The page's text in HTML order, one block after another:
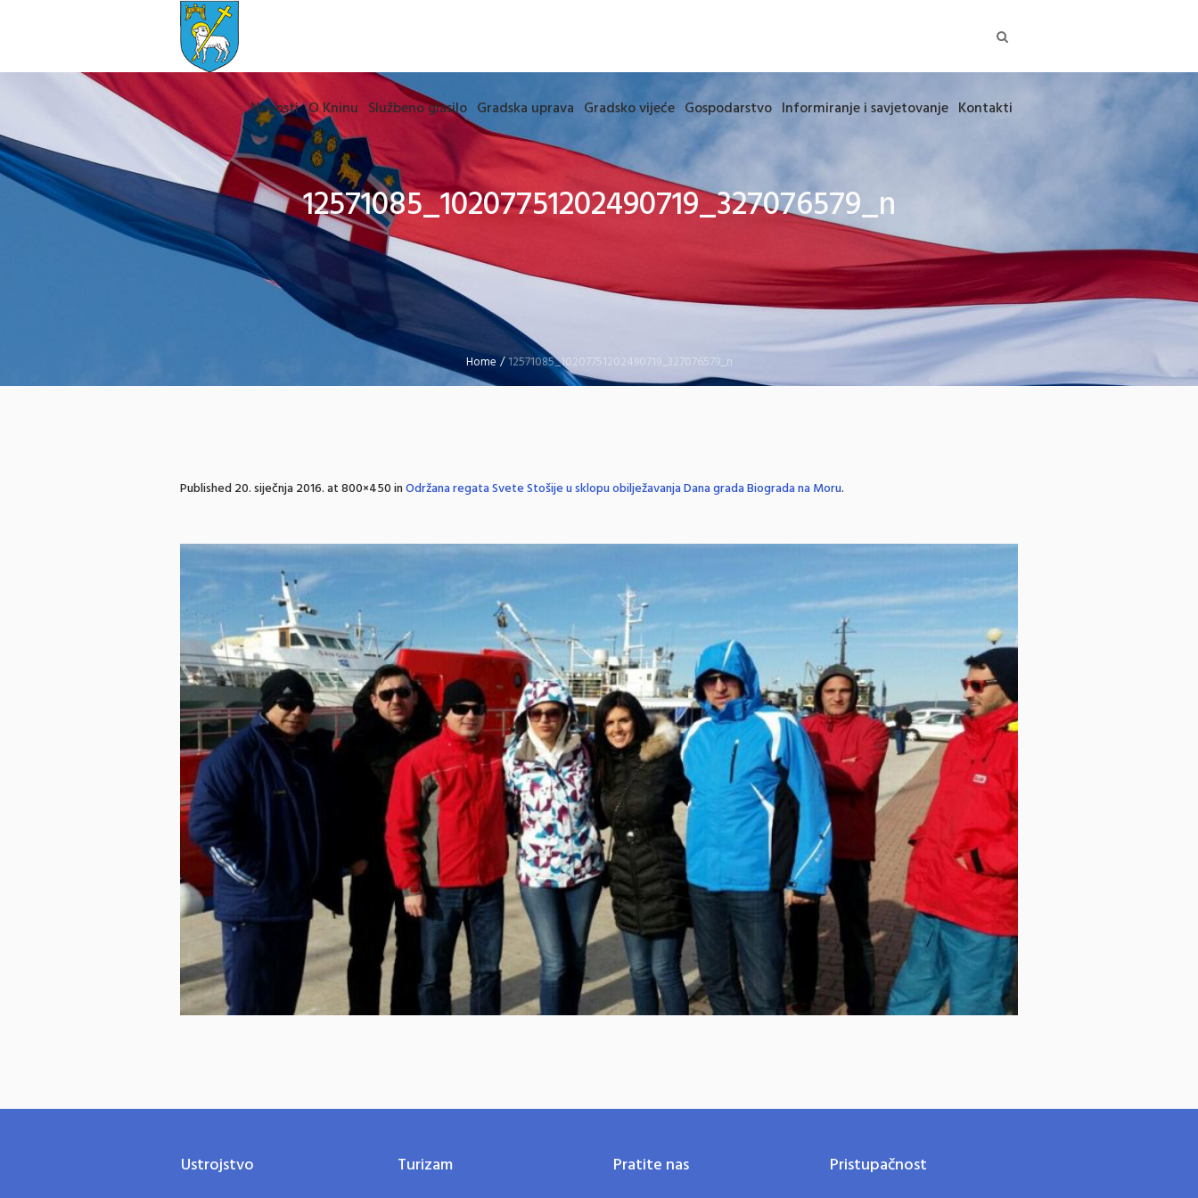
Novosti O Kninu Službeno glasilo Gradska uprava Gradsko vijeće Gospodarstvo Informiranje i savjetovanje Kontakti
12571085_10207751202490719_327076579_n
Home /12571085_10207751202490719_327076579_n
Published20. siječnja 2016.at 800×450 inOdržana regata Svete Stošije u sklopu obilježavanja Dana grada Biograda na Moru.
Ustrojstvo Turizam Pratite nas Pristupačnost